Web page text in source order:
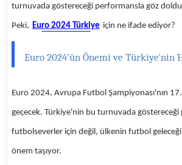
turnuvada göstereceği performansla göz
Peki, Euro 2024 Türkiye için ne ifade ediyor?
Euro 2024'ün Önemi ve Türkiye'nin
Euro 2024, Avrupa Futbol Şampiyonası'nın
geçecek. Türkiye'nin bu turnuvada
futbolseverler için değil, ülkenin futbol geleceği
önem taşıyor.